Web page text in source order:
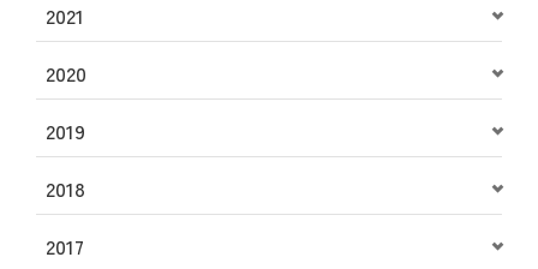
2021
2020
2019
2018
2017